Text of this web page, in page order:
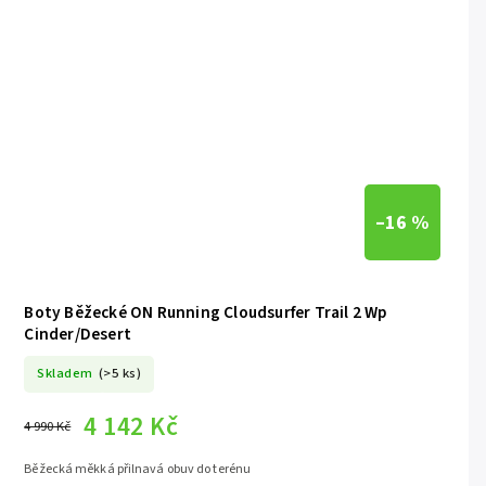
–16 %
Boty Běžecké ON Running Cloudsurfer Trail 2 Wp
Cinder/Desert
Skladem (>5 ks)
4 990 Kč 4 142 Kč
Běžecká měkká přilnavá obuv do terénu